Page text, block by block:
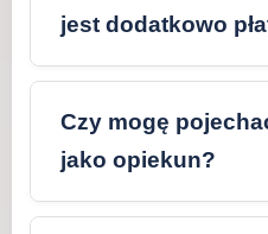
jest dodatkowo
Czy mogę
jako opiekun?